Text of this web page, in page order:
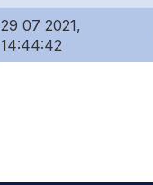
29 07 2021,
14:44:42